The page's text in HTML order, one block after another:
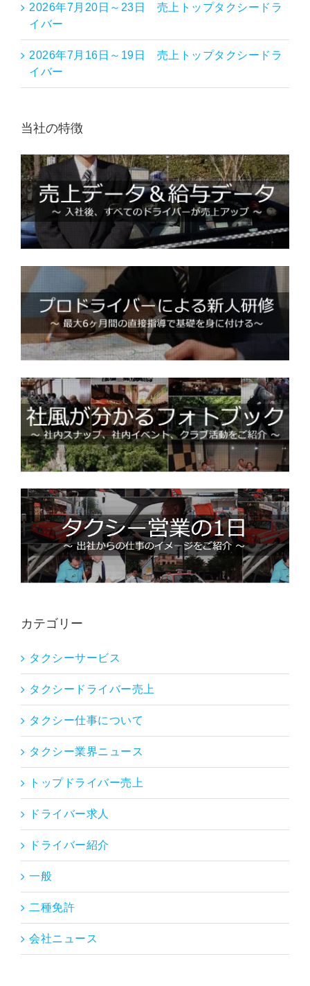
2026年7月20日～23日 売上トップタクシードラ
イバー
2026年7月16日～19日 売上トップタクシードラ
イバー
当社の特徴
カテゴリー
タクシーサービス
タクシードライバー売上
タクシー仕事について
タクシー業界ニュース
トップドライバー売上
ドライバー求人
ドライバー紹介
一般
二種免許
会社ニュース